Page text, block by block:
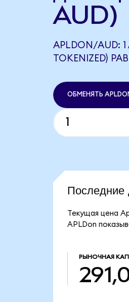
AUD)
APLDON/AUD: 1
TOKENIZED)
ОБМЕНЯТЬ
Текущая цена
APLDon
РЫНОЧНАЯ